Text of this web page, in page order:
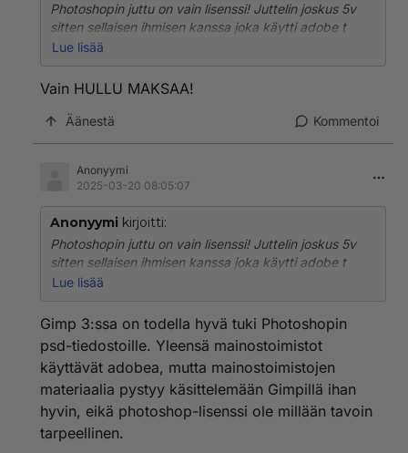
Photoshopin juttu on vain lisenssi! Juttelin joskus 5v
sitten sellaisen ihmisen kanssa joka käytti adobe t
työssä, että lisenssin hinta on kuukausittainen 30€ eli
käyttävälle aika paljon. Minulle ainakin riittää Gimp.
kuvankäsittelyllä, mutta todellisuudessa aika
Mutta on olemassa tavalliselle ihmiselle ohjelmia joissa
lisenssin maksu kerran vuodessa on aivan eri.
tästä, että Libre riittää!
Lue lisää
Vain HULLU MAKSAA!
Äänestä Kommentoi
Anonyymi
2025-03-20 08:05:07
Anonyymi kirjoitti:
Photoshopin juttu on vain lisenssi! Juttelin joskus 5v
sitten sellaisen ihmisen kanssa joka käytti adobe t
työssä, että lisenssin hinta on kuukausittainen 30€ eli
käyttävälle aika paljon. Minulle ainakin riittää Gimp.
Monesti on paljon ideoita joita haluaa tehdä
kuvankäsittelyllä, mutta todellisuudessa aika
rajallisesti. Siihen riittää gimp.
Mutta on olemassa tavalliselle ihmiselle ohjelmia joissa
lisenssin maksu kerran vuodessa on aivan eri.
Nimittäin Office 365, mutta totta vitussa joku sanoo
Lue lisää
Gimp 3:ssa on todella hyvä tuki Photoshopin
psd-tiedostoille. Yleensä mainostoimistot
käyttävät adobea, mutta mainostoimistojen
materiaalia pystyy käsittelemään Gimpillä ihan
hyvin, eikä photoshop-lisenssi ole millään tavoin
tarpeellinen.